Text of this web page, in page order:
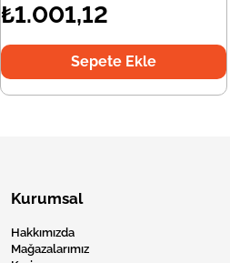
₺1.001,12
Sepete Ekle
Kurumsal
Hakkımızda
Mağazalarımız